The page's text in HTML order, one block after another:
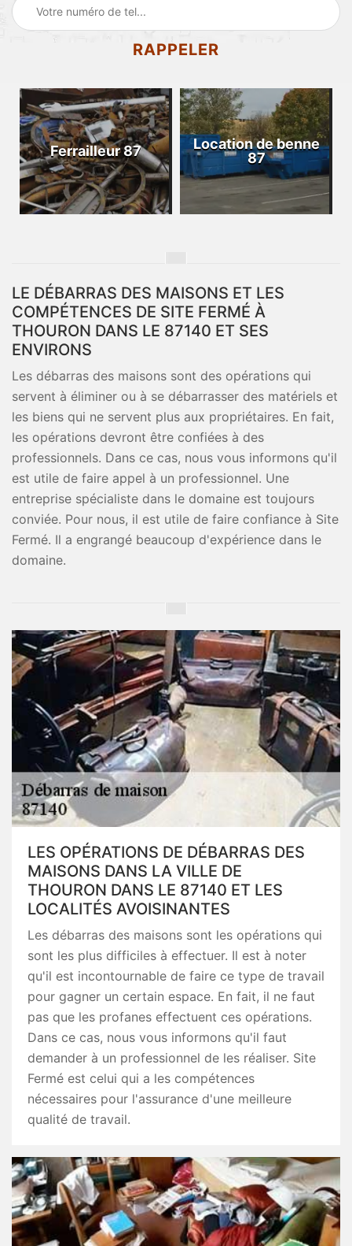
Ferrailleur 87
Location de benne
87
LE DÉBARRAS DES MAISONS ET LES
COMPÉTENCES DE SITE FERMÉ À
THOURON DANS LE 87140 ET SES
ENVIRONS
Les débarras des maisons sont des opérations qui
servent à éliminer ou à se débarrasser des matériels et
les biens qui ne servent plus aux propriétaires. En fait,
les opérations devront être confiées à des
professionnels. Dans ce cas, nous vous informons qu'il
est utile de faire appel à un professionnel. Une
entreprise spécialiste dans le domaine est toujours
conviée. Pour nous, il est utile de faire confiance à Site
Fermé. Il a engrangé beaucoup d'expérience dans le
domaine.
LES OPÉRATIONS DE DÉBARRAS DES
MAISONS DANS LA VILLE DE
THOURON DANS LE 87140 ET LES
LOCALITÉS AVOISINANTES
Les débarras des maisons sont les opérations qui
sont les plus difficiles à effectuer. Il est à noter
qu'il est incontournable de faire ce type de travail
pour gagner un certain espace. En fait, il ne faut
pas que les profanes effectuent ces opérations.
Dans ce cas, nous vous informons qu'il faut
demander à un professionnel de les réaliser. Site
Fermé est celui qui a les compétences
nécessaires pour l'assurance d'une meilleure
qualité de travail.